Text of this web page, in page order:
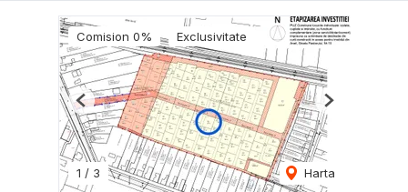
Comision 0% Exclusivitate
1 / 3 Harta
Previous Next